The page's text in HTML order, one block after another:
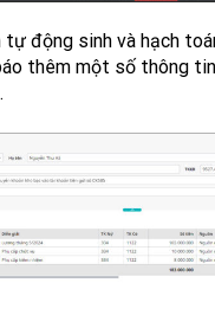
tự động sinh và hạch
thêm một số thông
.